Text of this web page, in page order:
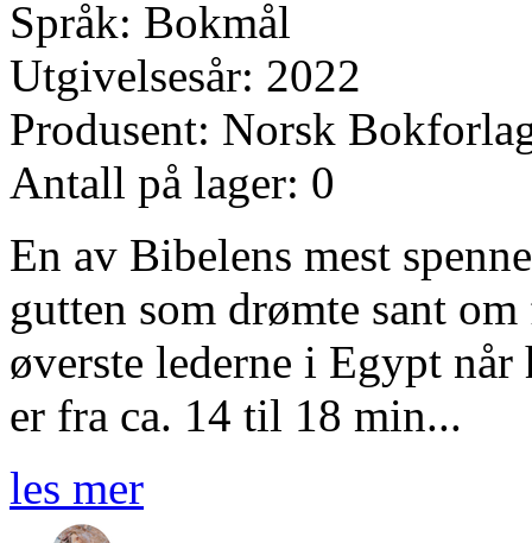
Språk: Bokmål
Utgivelsesår: 2022
Produsent: Norsk
Antall på lager: 0
En av Bibelens mest
gutten som drømte sant
øverste lederne i Egypt
er fra ca. 14 til 18 min...
les mer